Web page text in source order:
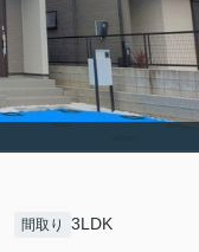
間取り 3LDK